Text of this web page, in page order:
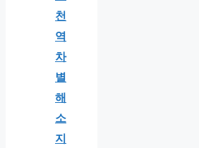
천
역
차
별
해
소
지